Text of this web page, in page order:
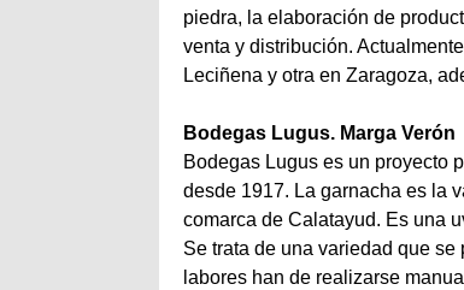
piedra, la elaboración de
venta y distribución.
Leciñena y otra en Zaragoza,
Bodegas Lugus. Marga Verón
Bodegas Lugus es un proyecto
desde 1917. La garnacha es la
comarca de Calatayud. Es una
Se trata de una variedad que
labores han de realizarse